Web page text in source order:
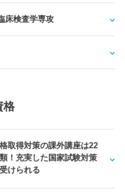
床検査学専攻
格
取得対策の課外講座は22
！充実した国家試験対策
けられる